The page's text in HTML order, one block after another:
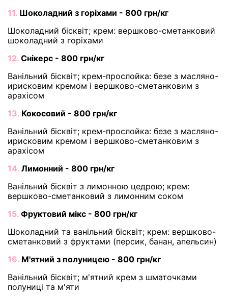
11. Шоколадний з горіхами - 800 грн/кг
Шоколадний бісквіт; крем: вершково-сметанковий
шоколадний з горіхами
12. Снікерс - 800 грн/кг
Ванільний бісквіт; крем-прослойка: безе з масляно-
ирисковим кремом і вершково-сметанковим з
арахісом
13. Кокосовий - 800 грн/кг
Ванільний бісквіт; крем-прослойка: безе з масляно-
ирисковим кремом і вершково-сметанковим з
арахісом
14. Лимонний - 800 грн/кг
Ванільний бісквіт з лимонною цедрою; крем:
вершково-сметанковий з лимонним соком
15. Фруктовий мікс - 800 грн/кг
Шоколадний та ванільний бісквіт; крем: вершково-
сметанковий з фруктами (персик, банан, апельсин)
16. М'ятний з полуницею - 800 грн/кг
Ванільний бісквіт; м'ятний крем з шматочками
полуниці та м'яти